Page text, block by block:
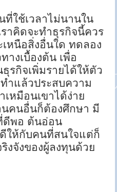
ที่ใช้เวลาไม่นานใน
าคิดจะทำธุรกิจนี้ควร
หนือสิ่งอื่นใด ทดลอง
งเบื้องต้น เพื่อ
รกิจเพิ่มรายได้ให้ตัว
ำแล้วประสบความ
เหมือนเขาได้ง่าย
นคนอื่นก็ต้องศึกษา มี
ดีพอ ต้นอ่อน
ให้กับคนที่สนใจแต่ก็
งจังของผู้ลงทุนด้วย